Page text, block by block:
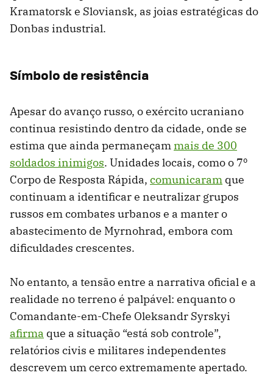
Kramatorsk e Sloviansk, as joias estratégicas do
Donbas industrial.
Símbolo de resistência
Apesar do avanço russo, o exército ucraniano
continua resistindo dentro da cidade, onde se
estima que ainda permaneçammais de 300
soldados inimigos. Unidades locais, como o 7º
Corpo de Resposta Rápida, comunicaram que
continuam a identificar e neutralizar grupos
russos em combates urbanos e a manter o
abastecimento de Myrnohrad, embora com
dificuldades crescentes.
No entanto, a tensão entre a narrativa oficial e a
realidade no terreno é palpável: enquanto o
Comandante-em-Chefe Oleksandr Syrskyi
afirma que a situação “está sob controle”,
relatórios civis e militares independentes
descrevem um cerco extremamente apertado.